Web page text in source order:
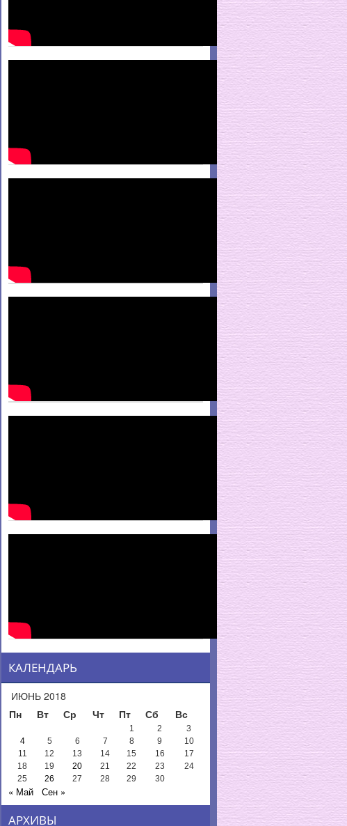
КАЛЕНДАРЬ
ИЮНЬ 2018
Пн
Вт Ср Чт Пт Сб Вс
1 2
3
4
5 6 7 8 9
10
11
12 13 14 15 16
17
18
19 20 21 22 23
24
25
26 27 28 29 30
« Май Сен »
АРХИВЫ